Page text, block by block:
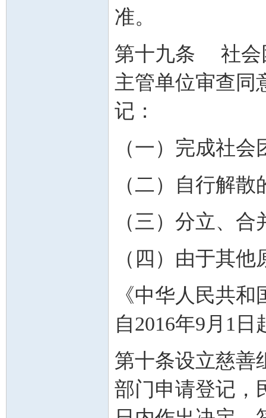
准。
第十九条 社会
主管单位审查同
记：
（一）完成社
（二）自行解散
（三）分立、合
（四）由于其
《中华人民共
自2016年9月1日
第十条设立慈善
部门申请登记，